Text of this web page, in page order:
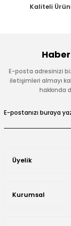
Kaliteli
E-posta adresinizi
iletişimleri almayı
hakkında
Üyelik
Kurumsal